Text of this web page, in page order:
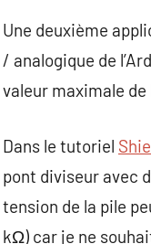
Une deuxième
/ analogique de
valeur maximale
Dans le tutoriel
pont diviseur avec
tension de la pile
kΩ) car je ne